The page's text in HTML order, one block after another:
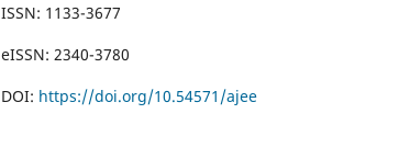
ISSN: 1133-3677
eISSN: 2340-3780
DOI: https://doi.org/10.54571/ajee